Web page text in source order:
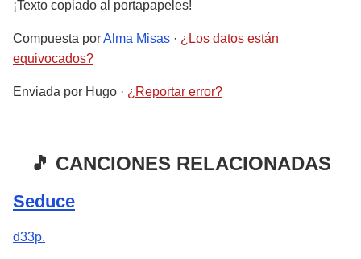
¡Texto copiado al portapapeles!
Compuesta porAlma Misas · ¿Los datos están
equivocados?
Enviada por Hugo · ¿Reportar error?
🎵 CANCIONES RELACIONADAS
Seduce
d33p.